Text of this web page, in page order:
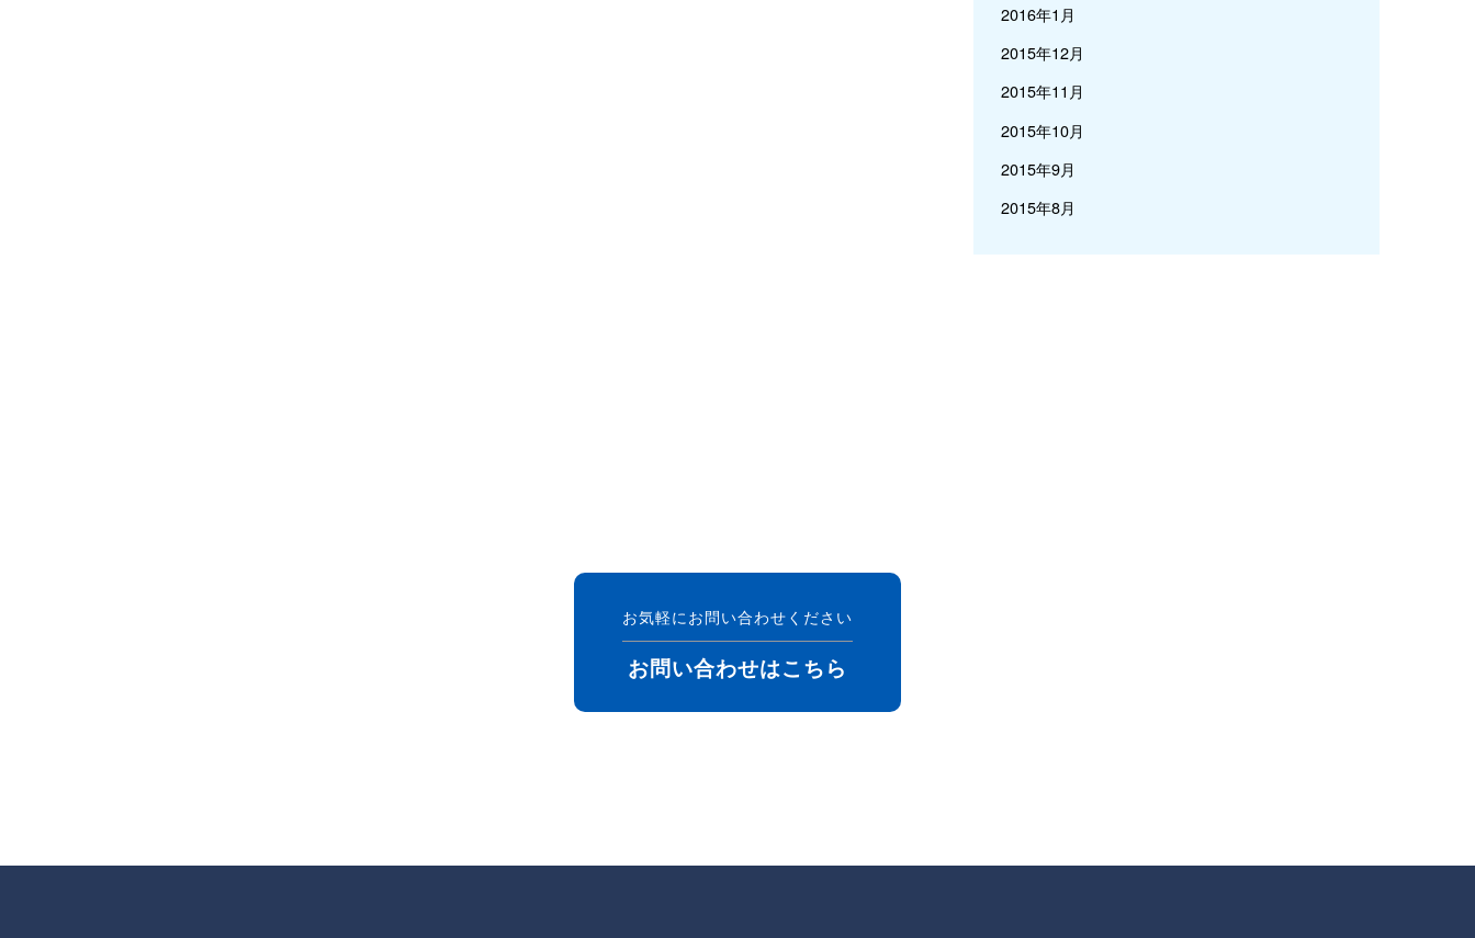
2016年1月
2015年12月
2015年11月
2015年10月
2015年9月
2015年8月
お気軽にお問い合わせください
お問い合わせはこちら